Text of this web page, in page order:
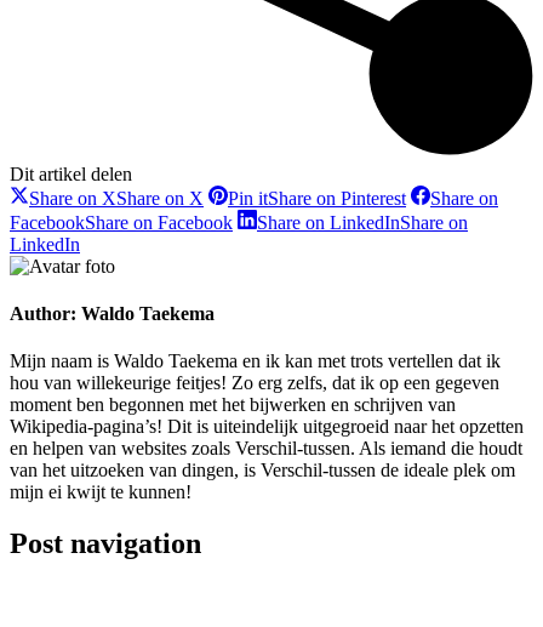
Dit artikel delen
Share on XShare on X Pin itShare on Pinterest
Share on
FacebookShare on Facebook Share on LinkedInShare on
LinkedIn
Author: Waldo Taekema
Mijn naam is Waldo Taekema en ik kan met trots vertellen dat ik
hou van willekeurige feitjes! Zo erg zelfs, dat ik op een gegeven
moment ben begonnen met het bijwerken en schrijven van
Wikipedia-pagina’s! Dit is uiteindelijk uitgegroeid naar het opzetten
en helpen van websites zoals Verschil-tussen. Als iemand die houdt
van het uitzoeken van dingen, is Verschil-tussen de ideale plek om
mijn ei kwijt te kunnen!
Post navigation